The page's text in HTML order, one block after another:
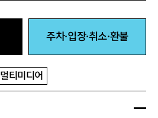
주차·입장·취소·환불
멀티미디어